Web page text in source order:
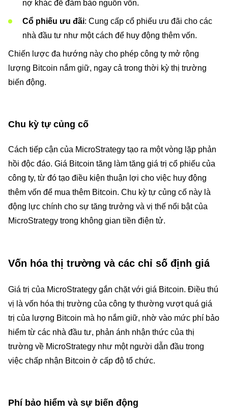
nợ khác để đảm bảo nguồn vốn.
Cổ phiếu ưu đãi: Cung cấp cổ phiếu ưu đãi cho các
nhà đầu tư như một cách để huy động thêm vốn.
Chiến lược đa hướng này cho phép công ty mở rộng
lượng Bitcoin nắm giữ, ngay cả trong thời kỳ thị trường
biến động.
Chu kỳ tự củng cố
Cách tiếp cận của MicroStrategy tạo ra một vòng lặp phản
hồi độc đáo. Giá Bitcoin tăng làm tăng giá trị cổ phiếu của
công ty, từ đó tạo điều kiện thuận lợi cho việc huy động
thêm vốn để mua thêm Bitcoin. Chu kỳ tự củng cố này là
động lực chính cho sự tăng trưởng và vị thế nổi bật của
MicroStrategy trong không gian tiền điện tử.
Vốn hóa thị trường và các chỉ số định giá
Giá trị của MicroStrategy gắn chặt với giá Bitcoin. Điều thú
vị là vốn hóa thị trường của công ty thường vượt quá giá
trị của lượng Bitcoin mà họ nắm giữ, nhờ vào mức phí bảo
hiểm từ các nhà đầu tư, phản ánh nhận thức của thị
trường về MicroStrategy như một người dẫn đầu trong
việc chấp nhận Bitcoin ở cấp độ tổ chức.
Phí bảo hiểm và sự biến động